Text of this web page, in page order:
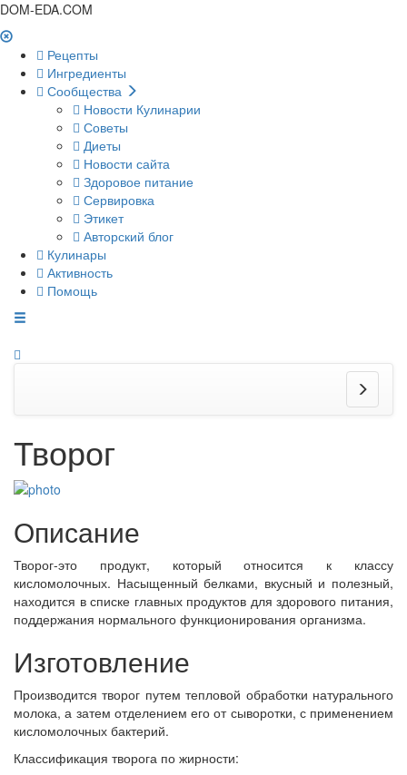
DOM-EDA.COM
Рецепты
Ингредиенты
Сообщества
Новости Кулинарии
Советы
Диеты
Новости сайта
Здоровое питание
Сервировка
Этикет
Авторский блог
Кулинары
Активность
Помощь
Творог
Описание
Творог-это продукт, который относится к классу
кисломолочных. Насыщенный белками, вкусный и полезный,
находится в списке главных продуктов для здорового питания,
поддержания нормального функционирования организма.
Изготовление
Производится творог путем тепловой обработки натурального
молока, а затем отделением его от сыворотки, с применением
кисломолочных бактерий.
Классификация творога по жирности: